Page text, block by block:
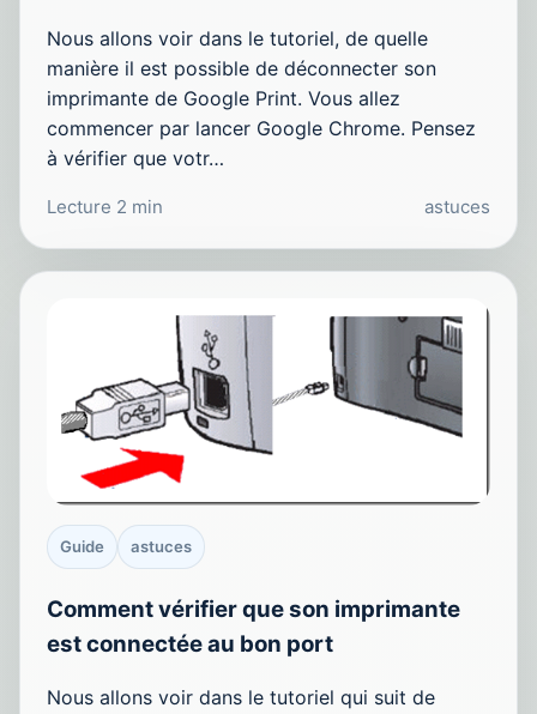
Nous allons voir dans le tutoriel, de quelle
manière il est possible de déconnecter son
imprimante de Google Print. Vous allez
commencer par lancer Google Chrome. Pensez
à vérifier que votr…
Lecture 2 min astuces
Guide astuces
Comment vérifier que son imprimante
est connectée au bon port
Nous allons voir dans le tutoriel qui suit de